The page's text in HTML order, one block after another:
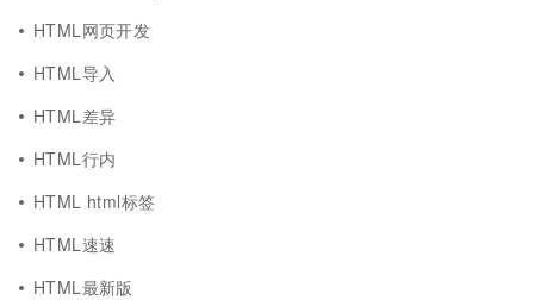
HTML网页开发
HTML导入
HTML差异
HTML行内
HTML html标签
HTML速速
HTML最新版